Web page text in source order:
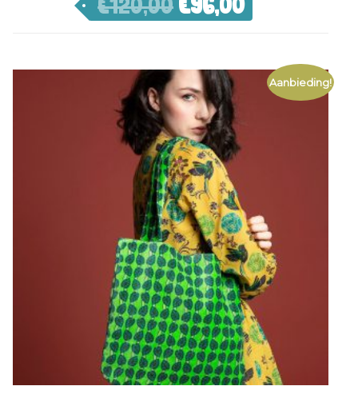
Aanbieding!